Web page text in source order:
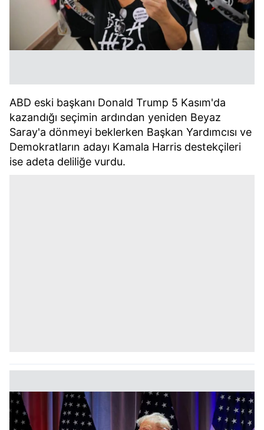
ABD eski başkanı Donald Trump 5 Kasım'da
kazandığı seçimin ardından yeniden Beyaz
Saray'a dönmeyi beklerken Başkan Yardımcısı ve
Demokratların adayı Kamala Harris destekçileri
ise adeta deliliğe vurdu.